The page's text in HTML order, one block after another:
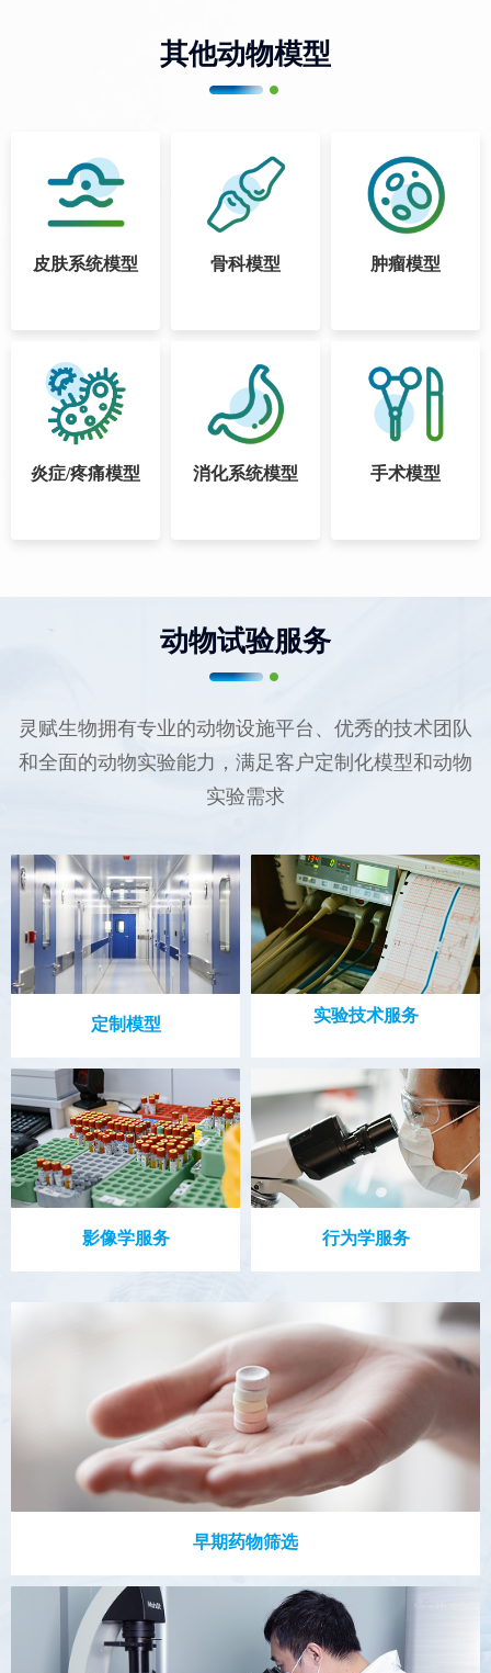
其他动物模型
皮肤系统模型 骨科模型 肿瘤模型
炎症/疼痛模型 消化系统模型 手术模型
灵赋生物拥有专业的动物设施平台、优秀的技术团队
和全面的动物实验能力，满足客户定制化模型和动物
实验需求
定制模型
动物试验服务
实验技术服务
影像学服务 行为学服务
早期药物筛选